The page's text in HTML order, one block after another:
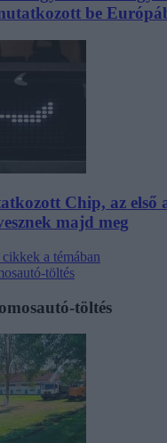
be
Chip, az első
majd meg
a témában
töltés
töltés